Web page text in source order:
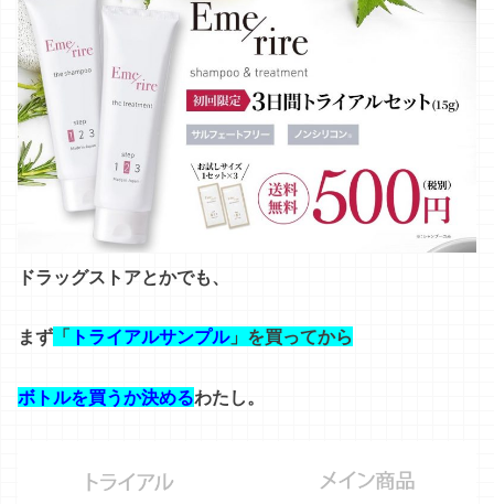
ドラッグストアとかでも、
まず 「 トライアルサンプル」を買ってから
ボトルを買うか決めるわたし。